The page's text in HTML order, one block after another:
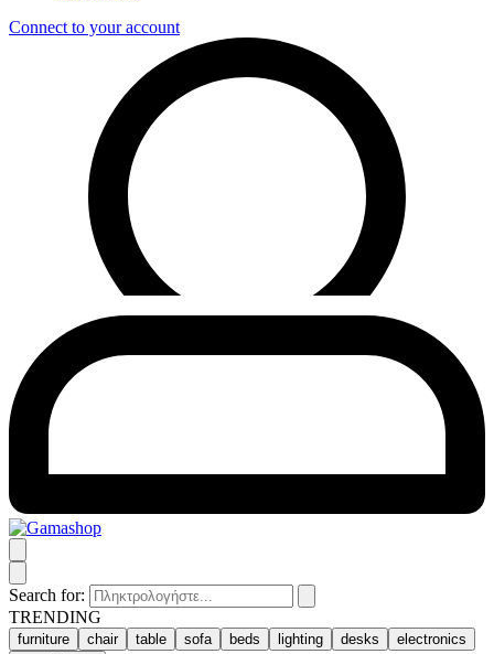
Connect to your account
Search for:
TRENDING
furniture chair table sofa beds lighting desks electronics